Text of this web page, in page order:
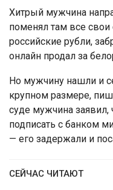
Хитрый мужчина
поменял там все
российские рубли,
онлайн продал за
Но мужчину нашли и
крупном размере,
суде мужчина заявил,
подписать с банком
— его задержали и
СЕЙЧАС ЧИТАЮТ